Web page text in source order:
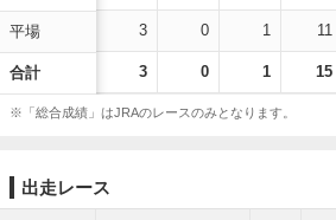
平場
合計
3 0 1 11
3 0 1 15
※「総合成績」はJRAのレースのみとなります。
出走レース